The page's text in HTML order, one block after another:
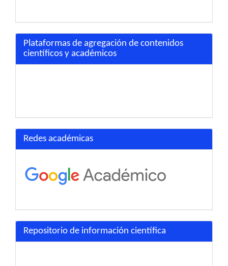
Plataformas de agregación de contenidos
científicos y académicos
Redes académicas
Repositorio de información científica